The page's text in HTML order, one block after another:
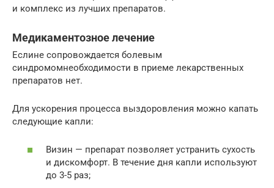
и комплекс из лучших препаратов.
Медикаментозное лечение
Еслине сопровождается болевым
синдромомнеобходимости в приеме лекарственных
препаратов нет.
Для ускорения процесса выздоровления можно капать
следующие капли:
Визин — препарат позволяет устранить сухость
и дискомфорт. В течение дня капли используют
до 3-5 раз;